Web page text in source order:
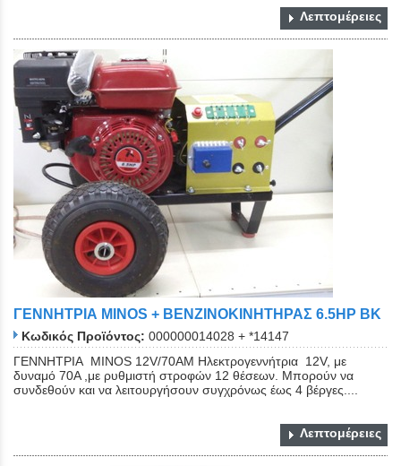
Λεπτομέρειες
ΓΕΝΝΗΤΡΙΑ ΜΙΝΟS + ΒΕΝΖΙΝΟΚΙΝΗΤΗΡΑΣ 6.5HP BK
Κωδικός Προϊόντος: 000000014028 + *14147
ΓΕΝΝΗΤΡΙΑ ΜΙΝΟS 12V/70AM Ηλεκτρογεννήτρια 12V, με
δυναμό 70Α ,με ρυθμιστή στροφών 12 θέσεων. Μπορούν να
συνδεθούν και να λειτουργήσουν συγχρόνως έως 4 βέργες....
Λεπτομέρειες